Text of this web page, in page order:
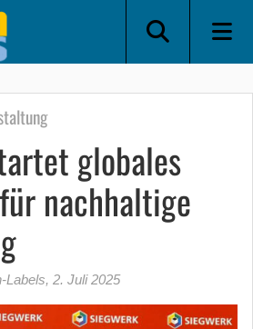
globales
nachhaltige
Labels, 2. Juli 2025